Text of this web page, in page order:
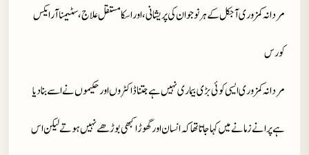
مردانہ کمزوری آجکل کے ہر نوجوان کی پریشانی، اور اسکا مستقل علاج ،سٹیمنا آر ایکس
کورس
مردانہ کمزوری ایسی کو ئی بڑی بیماری نہیں ہے جتنا ڈاکٹروں اور حکیموں نے اسے بنا دیا
ہے پرانے زمانے میں کہا جاتا تھا کہ انسان اور گھوڑا کبھی بوڑھے نہیں ہوتے لیکن اس